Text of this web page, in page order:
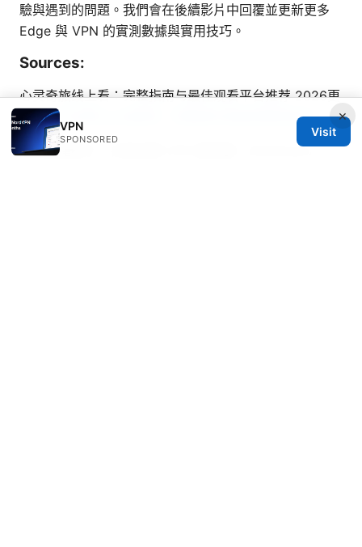
驗與遇到的問題。我們會在後續影片中回覆並更新更多
Edge 與 VPN 的實測數據與實用技巧。
Sources:
心灵奇旅线上看：完整指南与最佳观看平台推荐 2026更
新Win10自帶vpn怎麼用：完整操作指南與實用技巧
如何自建梯子：在家自建 VPN 服务器、WireGuard、
×
VPN
SPONSORED
Visit